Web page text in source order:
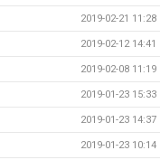
2019-02-21 11:28
2019-02-12 14:41
2019-02-08 11:19
2019-01-23 15:33
2019-01-23 14:37
2019-01-23 10:14